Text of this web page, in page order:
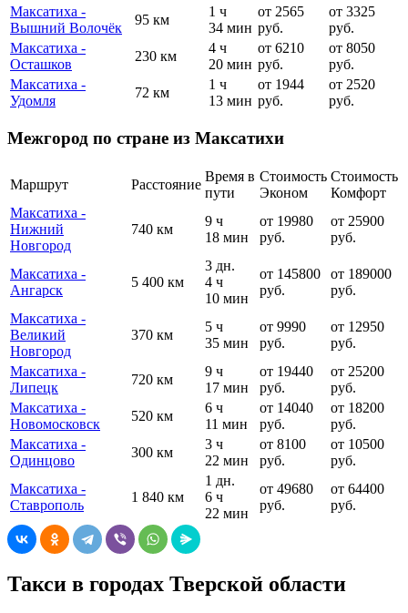
Максатиха -
Вышний Волочёк
95 км
1 ч
34 мин
от 2565
руб.
от 3325
руб.
Максатиха -
Осташков
230 км
4 ч
20 мин
от 6210
руб.
от 8050
руб.
Максатиха -
Удомля
72 км
1 ч
13 мин
от 1944
руб.
от 2520
руб.
Межгород по стране из Максатихи
Маршрут Расстояние
Время в
пути
Стоимость
Эконом
Стоимость
Комфорт
Максатиха -
Нижний
Новгород
740 км
9 ч
18 мин
от 19980
руб.
от 25900
руб.
Максатиха -
Ангарск
5 400 км
3 дн.
4 ч
10 мин
от 145800
руб.
от 189000
руб.
Максатиха -
Великий
Новгород
370 км
5 ч
35 мин
от 9990
руб.
от 12950
руб.
Максатиха -
Липецк
720 км
9 ч
17 мин
от 19440
руб.
от 25200
руб.
Максатиха -
Новомосковск
520 км
6 ч
11 мин
от 14040
руб.
от 18200
руб.
Максатиха -
Одинцово
300 км
3 ч
22 мин
от 8100
руб.
от 10500
руб.
Максатиха -
Ставрополь
1 840 км
1 дн.
6 ч
22 мин
от 49680
руб.
от 64400
руб.
Такси в городах Тверской области